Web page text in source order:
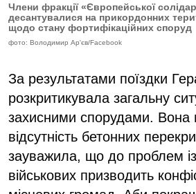
Члени фракції «Європейської
десантувалися на прикордонних
щодо стану фортифікаційних споруд
фото: Володимир Ар'єв/Facebook
За результатами поїздки
розкритикувала загальну
захисними спорудами. Вона
відсутність бетонних
зауважила, що до проблем
військових призводить